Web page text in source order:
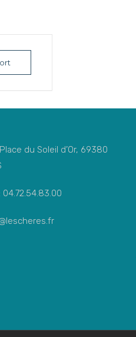
du Soleil d’Or, 69380